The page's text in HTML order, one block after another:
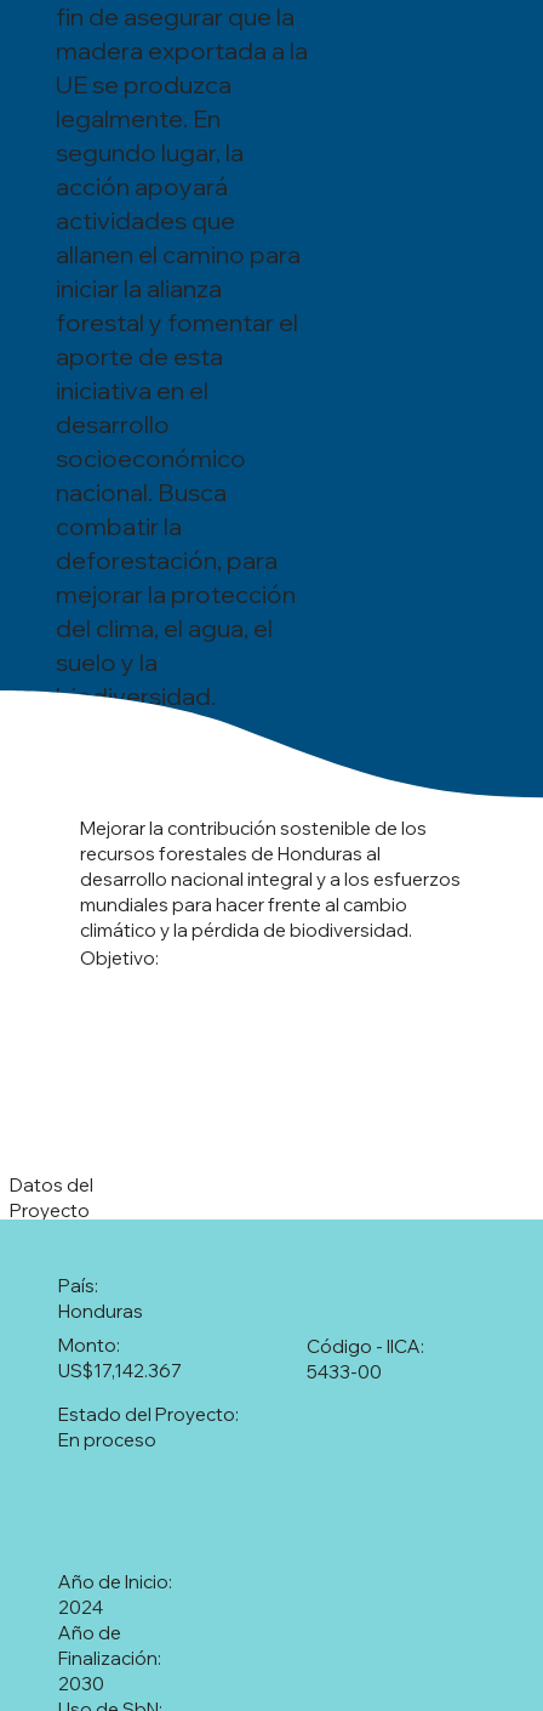
fin de asegurar que la
madera exportada a la
UE se produzca
legalmente. En
segundo lugar, la
acción apoyará
actividades que
allanen el camino para
iniciar la alianza
forestal y fomentar el
aporte de esta
iniciativa en el
desarrollo
socioeconómico
nacional. Busca
combatir la
deforestación, para
mejorar la protección
del clima, el agua, el
suelo y la
biodiversidad.
Objetivo:
Mejorar la contribución sostenible de los
recursos forestales de Honduras al
desarrollo nacional integral y a los esfuerzos
mundiales para hacer frente al cambio
climático y la pérdida de biodiversidad.
Datos del
Proyecto
País:
Honduras
5433-00
Código - IICA:
US$17,142.367
Monto:
En proceso
Estado del Proyecto:
2024
Año de Inicio:
2030
Año de
Finalización: